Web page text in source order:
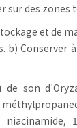
sur des zones
et de
b) Conserver
de son
niacinamide,